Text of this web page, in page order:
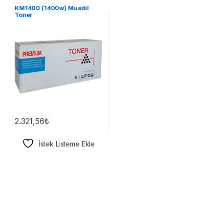
KM1400 (1400w) Muadil
Toner
2.321,56₺
İstek Listeme Ekle